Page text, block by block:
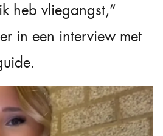
heb vliegangst,”
in een interview met